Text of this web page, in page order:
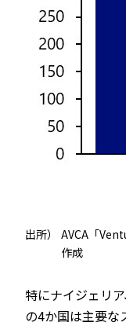
出所）
AVCA「
作成
特にナイジェリ
の4か国は主要な